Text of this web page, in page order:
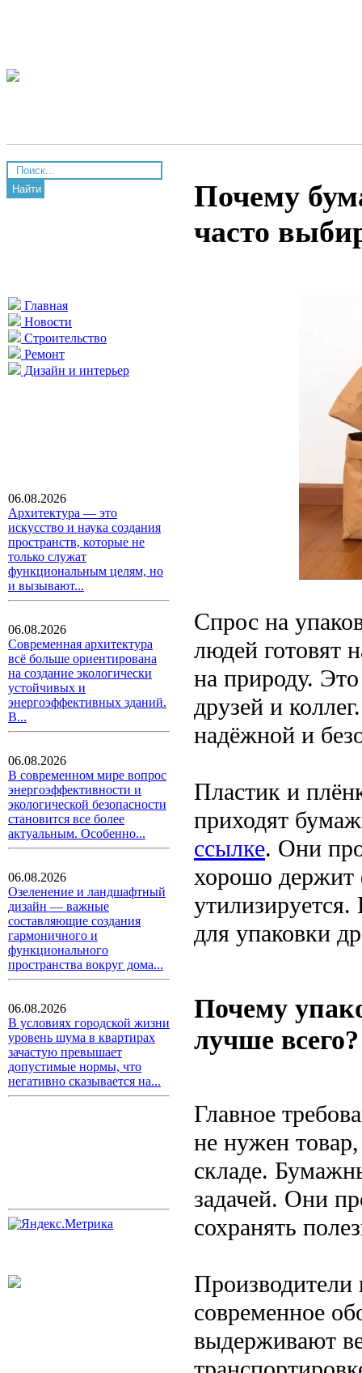
Найти
Главная
Новости
Строительство
Ремонт
Дизайн и интерьер
06.08.2026
Архитектура — это
искусство и наука создания
пространств, которые не
только служат
функциональным целям, но
и вызывают...
06.08.2026
Современная архитектура
всё больше ориентирована
на создание экологически
устойчивых и
энергоэффективных зданий.
В...
06.08.2026
В современном мире вопрос
энергоэффективности и
экологической безопасности
становится все более
актуальным. Особенно...
06.08.2026
Озеленение и ландшафтный
дизайн — важные
составляющие создания
гармоничного и
функционального
пространства вокруг дома...
06.08.2026
В условиях городской жизни
уровень шума в квартирах
зачастую превышает
допустимые нормы, что
негативно сказывается на...
Почему
часто
Спрос на
людей готовят
на природу.
друзей и
надёжной и
Пластик и
приходят
ссылке. Они
хорошо держит
для упаковки
Почему
лучше всего?
Главное
не нужен
складе.
задачей. Они
сохранять
Производители
современное
выдерживают